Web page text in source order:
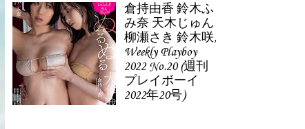
倉持由香 鈴木ふ
み奈 天木じゅん
柳瀬さき 鈴木咲,
Weekly Playboy
2022 No.20 (週刊
プレイボーイ
2022年20号)